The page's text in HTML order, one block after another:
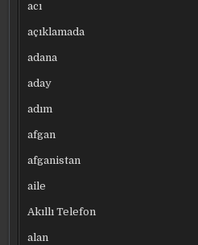
acı
açıklamada
adana
aday
adım
afgan
afganistan
aile
Akıllı Telefon
alan